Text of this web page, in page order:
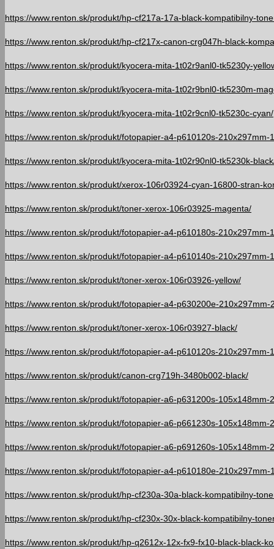
https://www.renton.sk/produkt/hp-cf217a-17a-black-kompatibilny-
https://www.renton.sk/produkt/hp-cf217x-canon-crg047h-black-
https://www.renton.sk/produkt/kyocera-mita-1t02r9anl0-tk5230y-
https://www.renton.sk/produkt/kyocera-mita-1t02r9bnl0-tk5230m-
https://www.renton.sk/produkt/kyocera-mita-1t02r9cnl0-tk5230c-cyan/
https://www.renton.sk/produkt/fotopapier-a4-p610120s-210x297mm-
https://www.renton.sk/produkt/kyocera-mita-1t02r90nl0-tk5230k-
https://www.renton.sk/produkt/xerox-106r03924-cyan-16800-stran-
https://www.renton.sk/produkt/toner-xerox-106r03925-magenta/
https://www.renton.sk/produkt/fotopapier-a4-p610180s-210x297mm-
https://www.renton.sk/produkt/fotopapier-a4-p610140s-210x297mm-
https://www.renton.sk/produkt/toner-xerox-106r03926-yellow/
https://www.renton.sk/produkt/fotopapier-a4-p630200e-210x297mm-
https://www.renton.sk/produkt/toner-xerox-106r03927-black/
https://www.renton.sk/produkt/fotopapier-a4-p610120s-210x297mm-
https://www.renton.sk/produkt/canon-crg719h-3480b002-black/
https://www.renton.sk/produkt/fotopapier-a6-p631200s-105x148mm-
https://www.renton.sk/produkt/fotopapier-a6-p661230s-105x148mm-
https://www.renton.sk/produkt/fotopapier-a6-p691260s-105x148mm-
https://www.renton.sk/produkt/fotopapier-a4-p610180e-210x297mm-
https://www.renton.sk/produkt/hp-cf230a-30a-black-kompatibilny-
https://www.renton.sk/produkt/hp-cf230x-30x-black-kompatibilny-
https://www.renton.sk/produkt/hp-q2612x-12x-fx9-fx10-black-black-